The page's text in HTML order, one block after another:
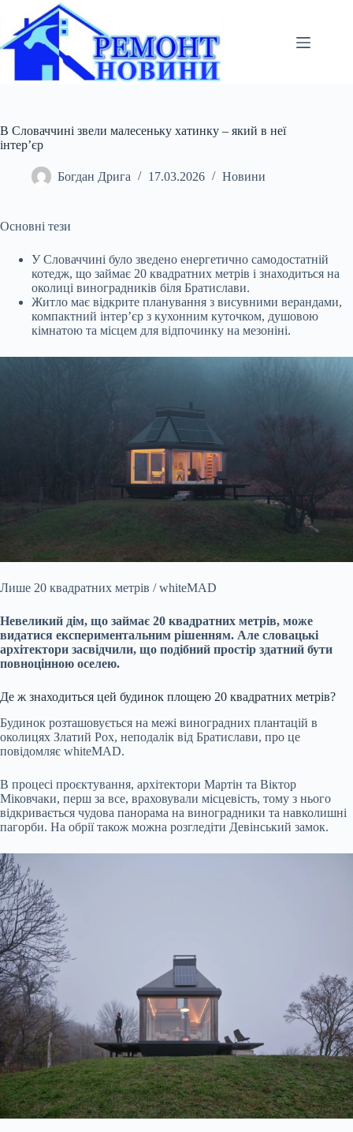
вмісту
В Словаччині звели малесеньку хатинку – який в неї
інтер’єр
Богдан Дрига 17.03.2026 Новини
Основні тези
У Словаччині було зведено енергетично самодостатній
котедж, що займає 20 квадратних метрів і знаходиться на
околиці виноградників біля Братислави.
Житло має відкрите планування з висувними верандами,
компактний інтер’єр з кухонним куточком, душовою
кімнатою та місцем для відпочинку на мезоніні.
Лише 20 квадратних метрів / whiteMAD
Невеликий дім, що займає 20 квадратних метрів, може
видатися експериментальним рішенням. Але словацькі
архітектори засвідчили, що подібний простір здатний бути
повноцінною оселею.
Де ж знаходиться цей будинок площею 20 квадратних метрів?
Будинок розташовується на межі виноградних плантацій в
околицях Златий Рох, неподалік від Братислави, про це
повідомляє whiteMAD.
В процесі проєктування, архітектори Мартін та Віктор
Міковчаки, перш за все, враховували місцевість, тому з нього
відкривається чудова панорама на виноградники та навколишні
пагорби. На обрії також можна розгледіти Девінський замок.